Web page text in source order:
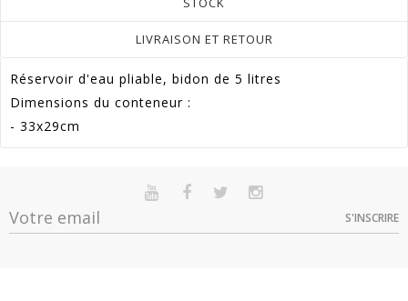
LIVRAISON ET RETOUR
Réservoir d'eau pliable, bidon de 5 litres
Dimensions du conteneur :
- 33x29cm
Promotion
Sur commande Indisponible
Option
Dispo
S'INSCRIRE